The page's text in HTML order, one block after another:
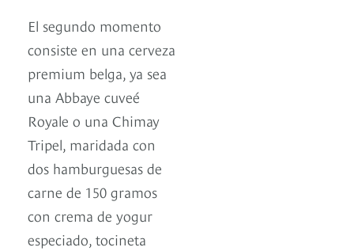
El segundo momento
consiste en una cerveza
premium belga, ya sea
una Abbaye cuveé
Royale o una Chimay
Tripel, maridada con
dos hamburguesas de
carne de 150 gramos
con crema de yogur
especiado, tocineta